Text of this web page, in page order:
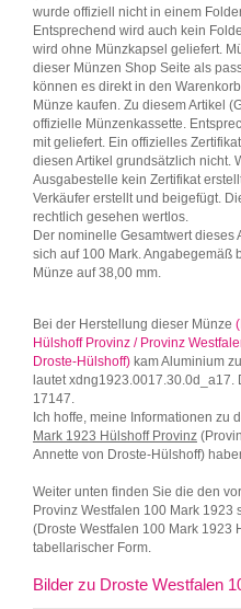
wurde offiziell nicht in einem
Entsprechend wird auch kein
wird ohne Münzkapsel geliefert.
dieser Münzen Shop Seite als
können es direkt in den
Münze kaufen. Zu diesem Artikel
offizielle Münzenkassette.
mit geliefert. Ein offizielles
diesen Artikel grundsätzlich nicht.
Ausgabestelle kein Zertifikat
Verkäufer erstellt und beigefügt.
rechtlich gesehen wertlos.
Der nominelle Gesamtwert
sich auf 100 Mark. Angabegemäß
Münze auf 38,00 mm.
Bei der Herstellung dieser Münze
Hülshoff Provinz / Provinz
Droste-Hülshoff) kam Aluminium
lautet
17147.
Ich hoffe, meine Informationen zu
Mark 1923 Hülshoff Provinz
Annette von Droste-Hülshoff)
Weiter unten finden Sie die den
Provinz Westfalen 100 Mark 1923
(Droste Westfalen 100 Mark 1923
tabellarischer Form.
Bilder zu Droste Westfalen